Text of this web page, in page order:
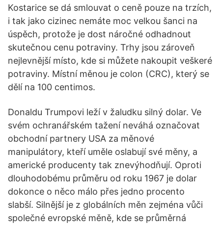
Kostarice se dá smlouvat o ceně pouze na trzích,
i tak jako cizinec nemáte moc velkou šanci na
úspěch, protože je dost náročné odhadnout
skutečnou cenu potraviny. Trhy jsou zároveň
nejlevnější místo, kde si můžete nakoupit veškeré
potraviny. Místní měnou je colon (CRC), který se
dělí na 100 centimos.
Donaldu Trumpovi leží v žaludku silný dolar. Ve
svém ochranářském tažení neváhá označovat
obchodní partnery USA za měnové
manipulátory, kteří uměle oslabují své měny, a
americké producenty tak znevýhodňují. Oproti
dlouhodobému průměru od roku 1967 je dolar
dokonce o něco málo přes jedno procento
slabší. Silnější je z globálních měn zejména vůči
společné evropské měně, kde se průměrná